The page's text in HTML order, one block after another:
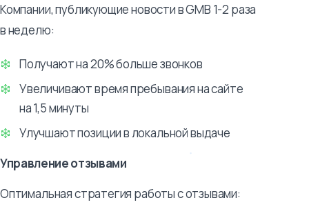
Компании, публикующие новости в GMB 1-2 раза
в неделю:
Получают на 20% больше звонков
Увеличивают время пребывания на сайте
на 1,5 минуты
Улучшают позиции в локальной выдаче
Управление отзывами
Оптимальная стратегия работы с отзывами: